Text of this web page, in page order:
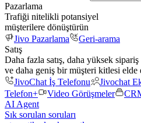
Pazarlama
Trafiği nitelikli potansiyel
müşterilere dönüştürün
Jivo Pazarlama
Geri-arama
Satış
Daha fazla satış, daha yüksek sipariş
ve daha geniş bir müşteri kitlesi elde
JivoChat İş Telefonu
Jivochat
Telefon+
Video Görüşmeler
AI Agent
Sık sorulan soruları